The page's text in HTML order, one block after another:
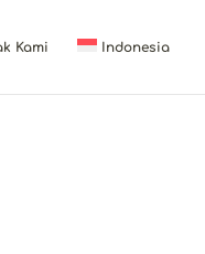
Kami Indonesia